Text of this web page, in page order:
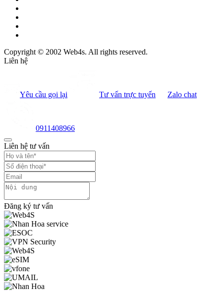
Copyright © 2002 Web4s. All rights reserved.
Liên hệ
Yêu cầu gọi lại Tư vấn trực tuyến Zalo chat
0911408966
Liên hệ tư vấn
Đăng ký tư vấn